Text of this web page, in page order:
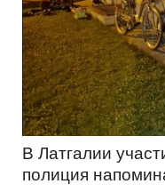
В Латгалии
полиция